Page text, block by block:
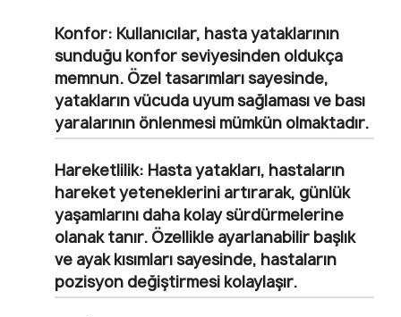
Konfor: Kullanıcılar, hasta yataklarının
sunduğu konfor seviyesinden oldukça
memnun. Özel tasarımları sayesinde,
yatakların vücuda uyum sağlaması ve bası
yaralarının önlenmesi mümkün olmaktadır.
Hareketlilik: Hasta yatakları, hastaların
hareket yeteneklerini artırarak, günlük
yaşamlarını daha kolay sürdürmelerine
olanak tanır. Özellikle ayarlanabilir başlık
ve ayak kısımları sayesinde, hastaların
pozisyon değiştirmesi kolaylaşır.